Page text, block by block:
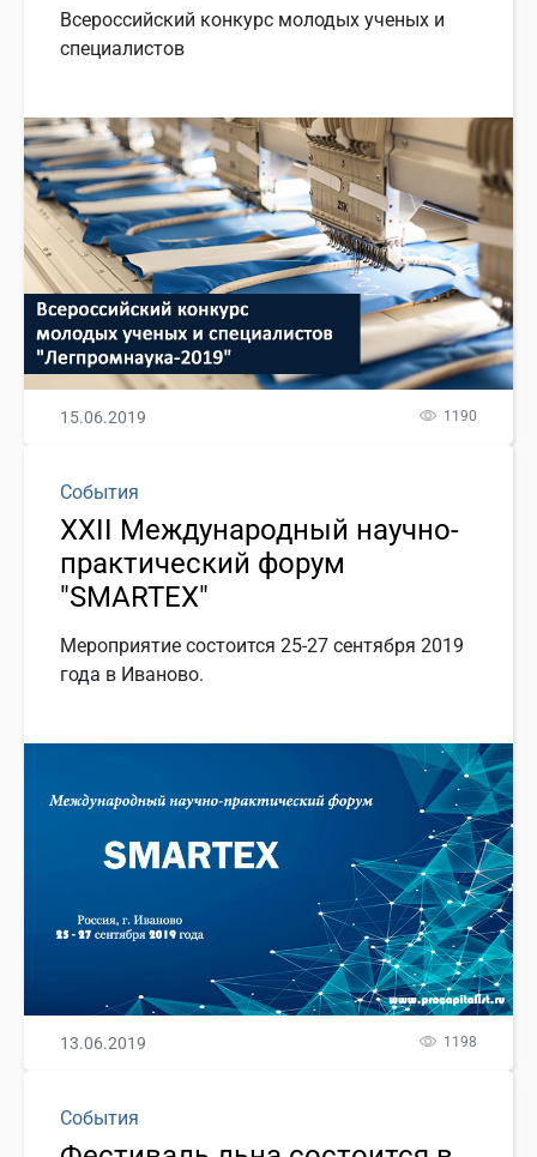
Всероссийский конкурс молодых ученых и
специалистов
15.06.2019 1190
События
XXII Международный научно-
практический форум
"SMARTEX"
Мероприятие состоится 25-27 сентября 2019
года в Иваново.
13.06.2019 1198
События